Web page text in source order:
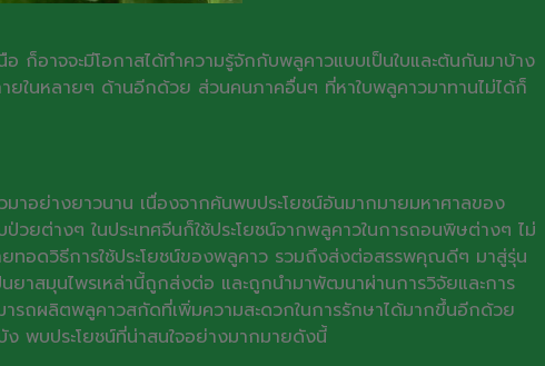
ก็อาจจะมีโอกาสได้ทำความรู้จักกับพลูคาวแบบเป็นใบและต้นกันมาบ้าง
ยในหลายๆ ด้านอีกด้วย ส่วนคนภาคอื่นๆ ที่หาใบพลูคาวมาทานไม่ได้ก็
าอย่างยาวนาน เนื่องจากค้นพบประโยชน์อันมากมายมหาศาลของ
วยต่างๆ ในประเทศจีนก็ใช้ประโยชน์จากพลูคาวในการถอนพิษต่างๆ ไม่
ยทอดวิธีการใช้ประโยชน์ของพลูคาว รวมถึงส่งต่อสรรพคุณดีๆ มาสู่รุ่น
ยาสมุนไพรเหล่านี้ถูกส่งต่อ และถูกนำมาพัฒนาผ่านการวิจัยและการ
ารถผลิตพลูคาวสกัดที่เพิ่มความสะดวกในการรักษาได้มากขึ้นอีกด้วย
พบประโยชน์ที่น่าสนใจอย่างมากมายดังนี้